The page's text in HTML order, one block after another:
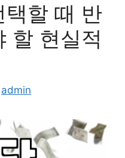
택할 때 반
할 현실적
admin